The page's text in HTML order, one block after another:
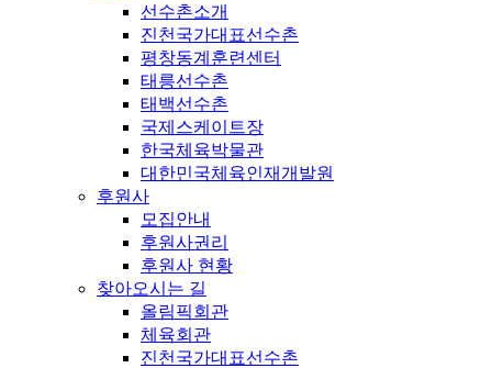
선수촌소개
진천국가대표선수촌
평창동계훈련센터
태릉선수촌
태백선수촌
국제스케이트장
한국체육박물관
대한민국체육인재개발원
후원사
모집안내
후원사권리
후원사 현황
찾아오시는 길
올림픽회관
체육회관
진천국가대표선수촌